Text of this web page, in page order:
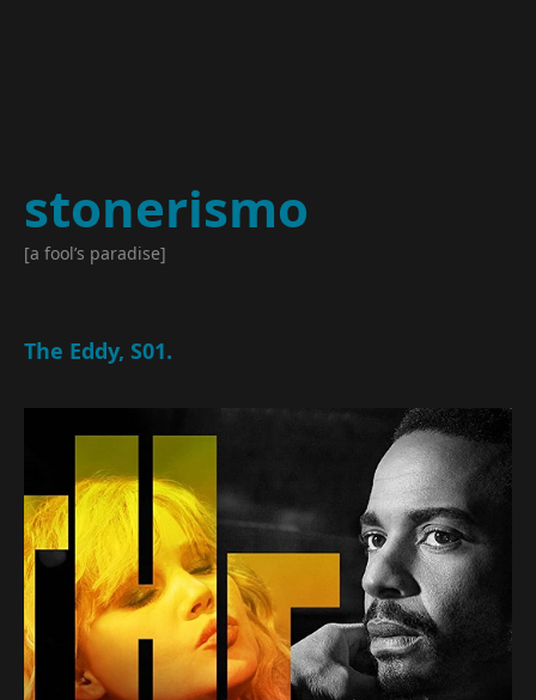
stonerismo
[a fool’s paradise]
The Eddy, S01.